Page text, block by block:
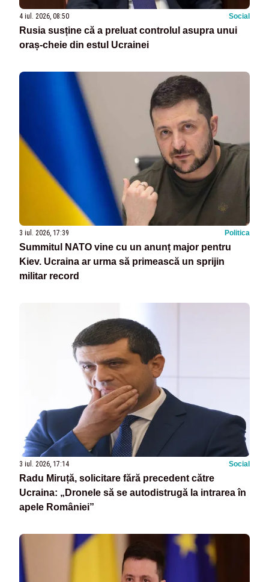
4 iul. 2026, 08:50 Social
Rusia susține că a preluat controlul asupra unui
oraș-cheie din estul Ucrainei
3 iul. 2026, 17:39 Politica
Summitul NATO vine cu un anunț major pentru
Kiev. Ucraina ar urma să primească un sprijin
militar record
3 iul. 2026, 17:14 Social
Radu Miruță, solicitare fără precedent către
Ucraina: „Dronele să se autodistrugă la intrarea în
apele României”